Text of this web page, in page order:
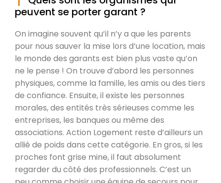
peuvent se porter garant ?
On imagine souvent qu’il n’y a que les parents
pour nous sauver la mise lors d’une location, mais
le monde des garants est bien plus vaste qu’on
ne le pense ! On trouve d’abord les personnes
physiques, comme la famille, les amis ou des tiers
de confiance. Ensuite, il existe les personnes
morales, des entités très sérieuses comme les
entreprises, les banques ou même des
associations. Action Logement reste d’ailleurs un
allié de poids dans cette catégorie. En gros, si les
proches font grise mine, il faut absolument
regarder du côté des professionnels. C’est un